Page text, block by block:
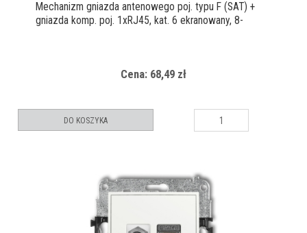
Mechanizm gniazda antenowego poj. typu F (SAT) +
gniazda komp. poj. 1xRJ45, kat. 6 ekranowany, 8-
Cena: 68,49 zł
DO KOSZYKA